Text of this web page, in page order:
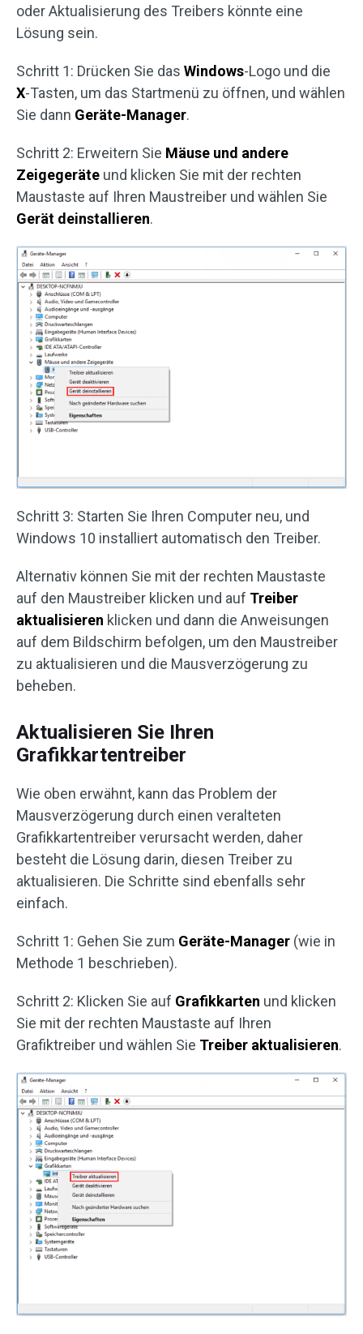
oder Aktualisierung des Treibers könnte eine
Lösung sein.
Schritt 1: Drücken Sie das Windows-Logo und die
X-Tasten, um das Startmenü zu öffnen, und wählen
Sie dann Geräte-Manager.
Schritt 2: Erweitern Sie Mäuse und andere
Zeigegeräte und klicken Sie mit der rechten
Maustaste auf Ihren Maustreiber und wählen Sie
Gerät deinstallieren.
Schritt 3: Starten Sie Ihren Computer neu, und
Windows 10 installiert automatisch den Treiber.
Alternativ können Sie mit der rechten Maustaste
auf den Maustreiber klicken und auf Treiber
aktualisieren klicken und dann die Anweisungen
auf dem Bildschirm befolgen, um den Maustreiber
zu aktualisieren und die Mausverzögerung zu
beheben.
Aktualisieren Sie Ihren
Grafikkartentreiber
Wie oben erwähnt, kann das Problem der
Mausverzögerung durch einen veralteten
Grafikkartentreiber verursacht werden, daher
besteht die Lösung darin, diesen Treiber zu
aktualisieren. Die Schritte sind ebenfalls sehr
einfach.
Schritt 1: Gehen Sie zum Geräte-Manager (wie in
Methode 1 beschrieben).
Schritt 2: Klicken Sie auf Grafikkarten und klicken
Sie mit der rechten Maustaste auf Ihren
Grafiktreiber und wählen Sie Treiber aktualisieren.